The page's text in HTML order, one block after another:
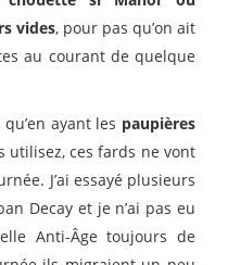
vides, pour pas qu’on ait
au courant de quelque
ayant les paupières
utilisez, ces fards ne vont
J’ai essayé plusieurs
Decay et je n’ai pas eu
Anti-Âge toujours de